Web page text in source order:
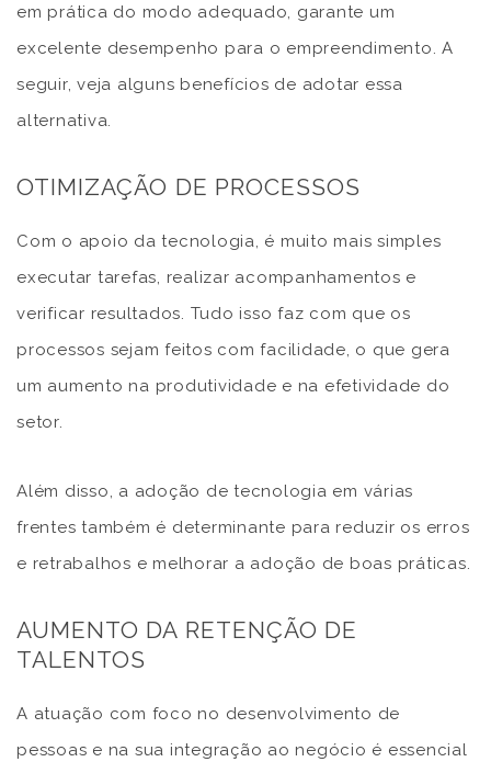
em prática do modo adequado, garante um
excelente desempenho para o empreendimento. A
seguir, veja alguns benefícios de adotar essa
alternativa.
OTIMIZAÇÃO DE PROCESSOS
Com o apoio da tecnologia, é muito mais simples
executar tarefas, realizar acompanhamentos e
verificar resultados. Tudo isso faz com que os
processos sejam feitos com facilidade, o que gera
um aumento na produtividade e na efetividade do
setor.
Além disso, a adoção de tecnologia em várias
frentes também é determinante para reduzir os erros
e retrabalhos e melhorar a adoção de boas práticas.
AUMENTO DA RETENÇÃO DE
TALENTOS
A atuação com foco no desenvolvimento de
pessoas e na sua integração ao negócio é essencial